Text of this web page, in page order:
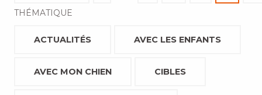
THÉMATIQUE
ACTUALITÉS AVEC LES ENFANTS
AVEC MON CHIEN CIBLES